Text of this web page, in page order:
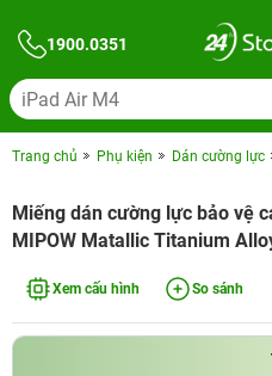
1900.0351
Trang chủ Phụ kiện Dán cường lực
Miếng dán cường lực bảo vệ
MIPOW Matallic Titanium
Xem cấu hình So sánh